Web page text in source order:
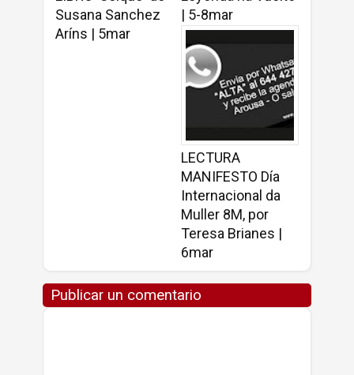
Susana Sanchez
Aríns | 5mar
| 5-8mar
LECTURA
MANIFESTO Día
Internacional da
Muller 8M, por
Teresa Brianes |
6mar
Publicar un comentario